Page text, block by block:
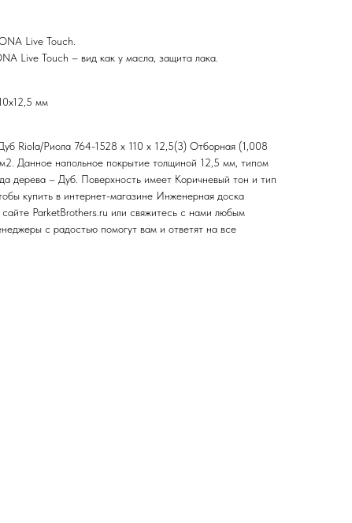
Live Touch.
Live Touch – вид как у масла, защита лака.
мм
Riola/Риола 764-1528 х 110 х 12,5(3) Отборная (1,008
Данное напольное покрытие толщиной 12,5 мм, типом
дерева – Дуб. Поверхность имеет Коричневый тон и тип
купить в интернет-магазине Инженерная доска
ParketBrothers.ru или свяжитесь с нами любым
с радостью помогут вам и ответят на все